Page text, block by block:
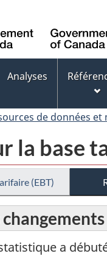
Analyses
de données et
la base
(EBT)
changements
a